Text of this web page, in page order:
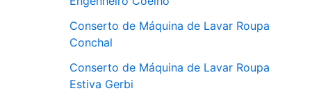
Conserto de Máquina de Lavar Roupa
Conchal
Conserto de Máquina de Lavar Roupa
Estiva Gerbi